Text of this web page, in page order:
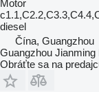
Motor
diesel
Čína, Guangzhou
Guangzhou
Obráťte sa na